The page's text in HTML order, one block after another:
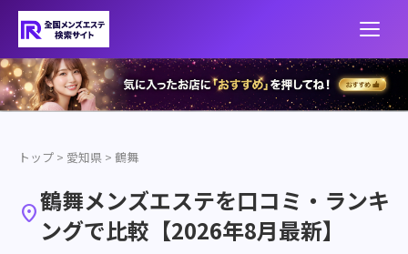
トップ > 愛知県 > 鶴舞
鶴舞メンズエステを口コミ・ランキ
ングで比較【2026年8月最新】